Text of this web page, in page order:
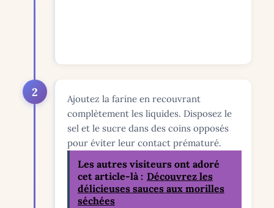
2
Ajoutez la farine en recouvrant
complètement les liquides. Disposez le
sel et le sucre dans des coins opposés
pour éviter leur contact prématuré.
Les autres visiteurs ont adoré
cet article-là : Découvrez les
délicieuses sauces aux morilles
séchées